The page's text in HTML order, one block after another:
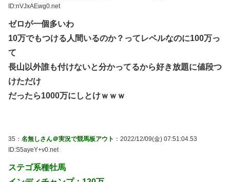
ID:nVJxAEwg0.net
ゼロが一個多いわ
10万でもつける人間いるのか？ってレベルなのに100万っ
て
長山以外誰も付けないと分かってるから好き放題に値段つ
けただけ
だったら1000万にしとけｗｗｗ
35： 名無しさん＠実況で競馬板アウト ：2022/12/09(金) 07:51:04.53
ID:S5ayeY+v0.net
ステゴ系種牡馬